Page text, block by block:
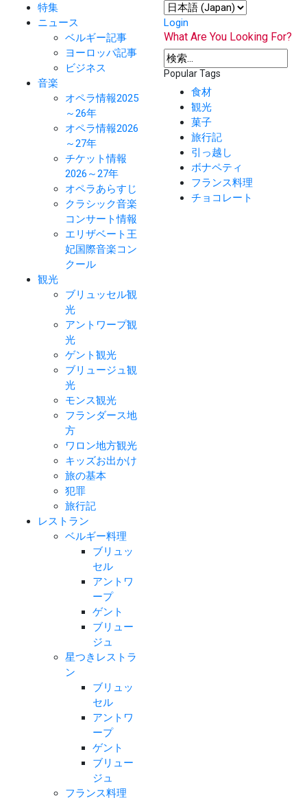
特集
ニュース
ベルギー記事
ヨーロッパ記事
ビジネス
音楽
オペラ情報2025
～26年
オペラ情報2026
～27年
チケット情報
2026～27年
オペラあらすじ
クラシック音楽
コンサート情報
エリザベート王
妃国際音楽コン
クール
観光
ブリュッセル観
光
アントワープ観
光
ゲント観光
ブリュージュ観
光
モンス観光
フランダース地
方
ワロン地方観光
キッズお出かけ
旅の基本
犯罪
旅行記
レストラン
ベルギー料理
ブリュッ
セル
アントワ
ープ
ゲント
ブリュー
ジュ
星つきレストラ
ン
ブリュッ
セル
アントワ
ープ
ゲント
ブリュー
ジュ
フランス料理
Login
What Are You Looking For?
Popular Tags
食材
観光
菓子
旅行記
引っ越し
ボナペティ
フランス料理
チョコレート